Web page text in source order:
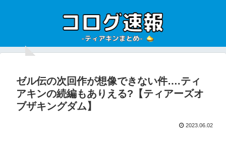
ゼル伝の次回作が想像できない件….ティ
アキンの続編もありえる?【ティアーズオ
ブザキングダム】
2023.06.02